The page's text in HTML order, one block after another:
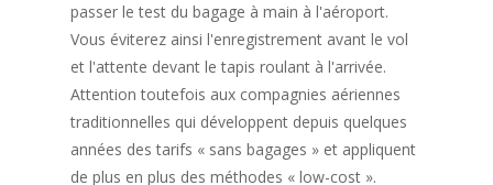
passer le test du bagage à main à l'aéroport.
Vous éviterez ainsi l'enregistrement avant le vol
et l'attente devant le tapis roulant à l'arrivée.
Attention toutefois aux compagnies aériennes
traditionnelles qui développent depuis quelques
années des tarifs « sans bagages » et appliquent
de plus en plus des méthodes « low-cost ».